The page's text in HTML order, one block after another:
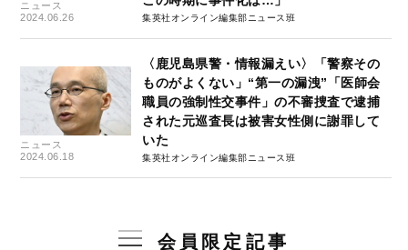
ニュース
2024.06.26
集英社オンライン編集部ニュース班
ニュース
2024.06.18
〈鹿児島県警・情報漏えい〉「警察その
ものがよくない」“第一の漏洩”「医師会
職員の強制性交事件」の不審捜査で逮捕
された元巡査長は被害女性側に謝罪して
いた
集英社オンライン編集部ニュース班
会員限定記事